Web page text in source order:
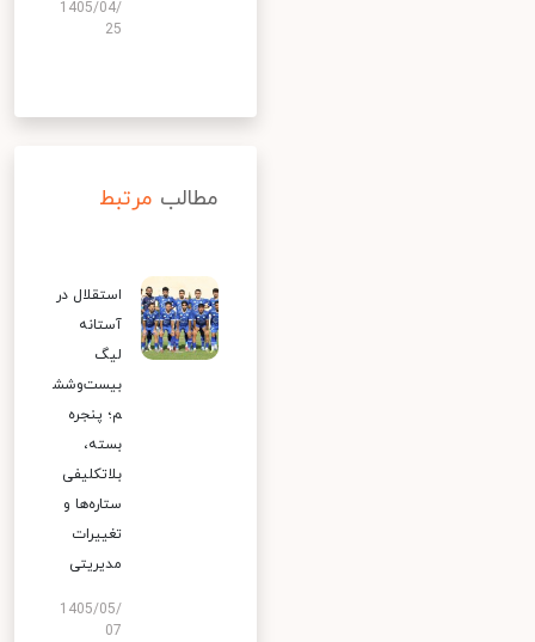
1405/04/
25
مطالب مرتبط
استقلال در
آستانه
لیگ
بیست‌وشش
م؛ پنجره
بسته،
بلاتکلیفی
ستاره‌ها و
تغییرات
مدیریتی
1405/05/
07